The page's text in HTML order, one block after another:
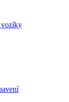
vozíky